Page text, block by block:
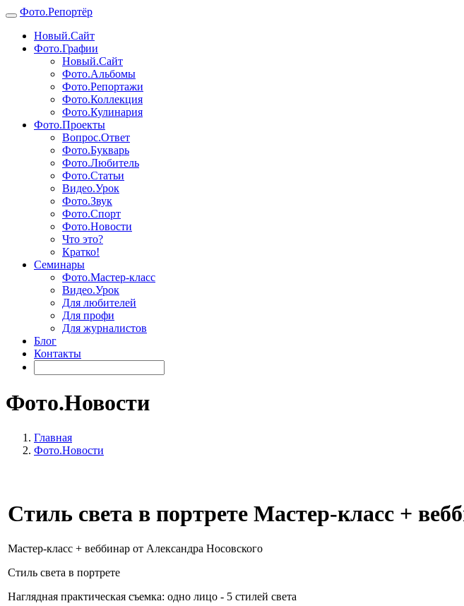
Фото.Репортёр
Новый.Сайт
Фото.Графии
Новый.Сайт
Фото.Альбомы
Фото.Репортажи
Фото.Коллекция
Фото.Кулинария
Фото.Проекты
Вопрос.Ответ
Фото.Букварь
Фото.Любитель
Фото.Статьи
Видео.Урок
Фото.Звук
Фото.Спорт
Фото.Новости
Что это?
Кратко!
Семинары
Фото.Мастер-класс
Видео.Урок
Для любителей
Для профи
Для журналистов
Блог
Контакты
Фото.Новости
Главная
Фото.Новости
Стиль света в портрете Мастер-класс +
Мастер-класс + веббинар от Александра Носовского
Стиль света в портрете
Наглядная практическая съемка: одно лицо - 5 стилей света